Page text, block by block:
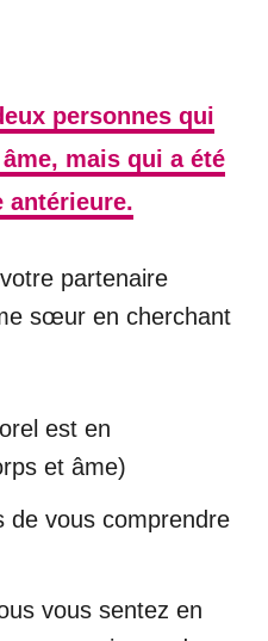
personnes qui
mais qui a été
antérieure.
partenaire
sœur en cherchant
est en
et âme)
de vous comprendre
vous sentez en